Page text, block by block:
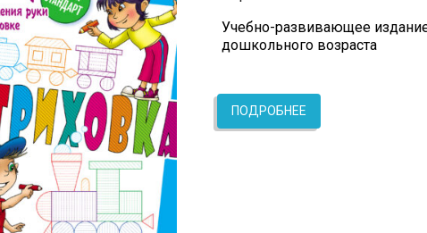
Учебно-развивающее
дошкольного возраста
ПОДРОБНЕЕ